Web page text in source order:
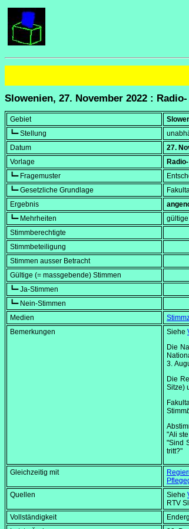
Slowenien, 27. November 2022 :
Gebiet
┗━ Stellung
Datum
27.
Vorlage
┗━ Fragemuster
┗━ Gesetzliche Grundlage
Ergebnis
┗━ Mehrheiten
Stimmberechtigte
Stimmbeteiligung
Stimmen ausser Betracht
Gültige (= massgebende) Stimmen
┗━ Ja-Stimmen
┗━ Nein-Stimmen
Medien
Bemerkungen
Siehe
Die
3.
Die
Sitze)
Stimm
"Ali
"Sind
tritt?"
Gleichzeitig mit
Quellen
Siehe
RTV
Vollständigkeit